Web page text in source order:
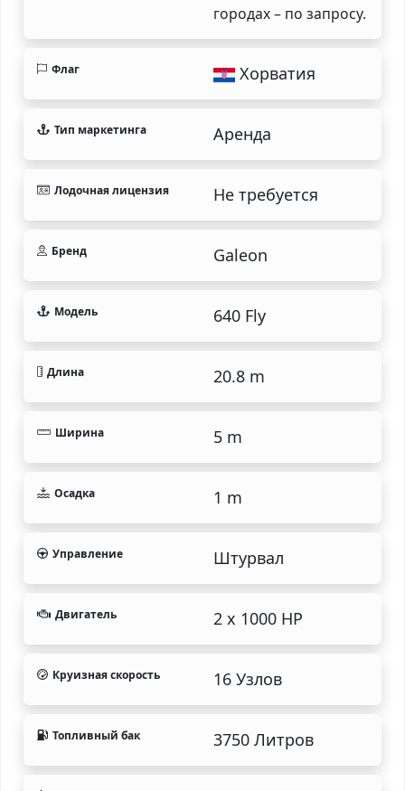
городах – по запросу.
Флаг Хорватия
Тип маркетинга Аренда
Лодочная лицензия Не требуется
Бренд Galeon
Модель 640 Fly
Длина 20.8 m
Ширина 5 m
Осадка 1 m
Управление Штурвал
Двигатель 2 x 1000 HP
Круизная скорость 16 Узлов
Топливный бак 3750 Литров